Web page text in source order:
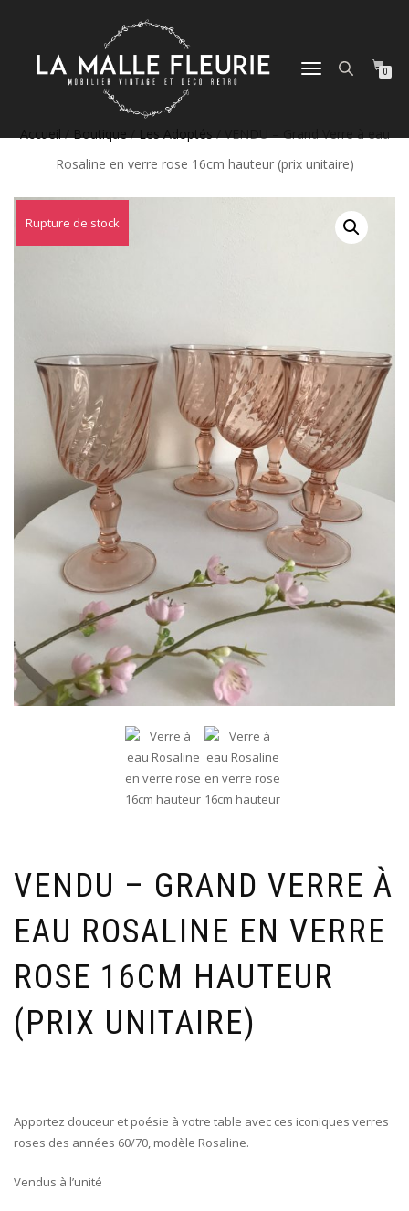
DÉPLIER
0
Accueil/Boutique/Les Adoptés/ VENDU – Grand Verre à eau
Rosaline en verre rose 16cm hauteur (prix unitaire)
Rupture de stock
VENDU – GRAND VERRE À
EAU ROSALINE EN VERRE
ROSE 16CM HAUTEUR
(PRIX UNITAIRE)
Apportez douceur et poésie à votre table avec ces iconiques verres
roses des années 60/70, modèle Rosaline.
Vendus à l’unité